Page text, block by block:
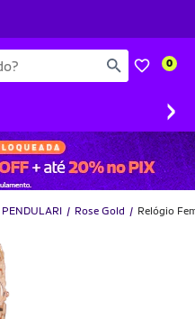
0
›
PENDULARI Rose Gold Relógio